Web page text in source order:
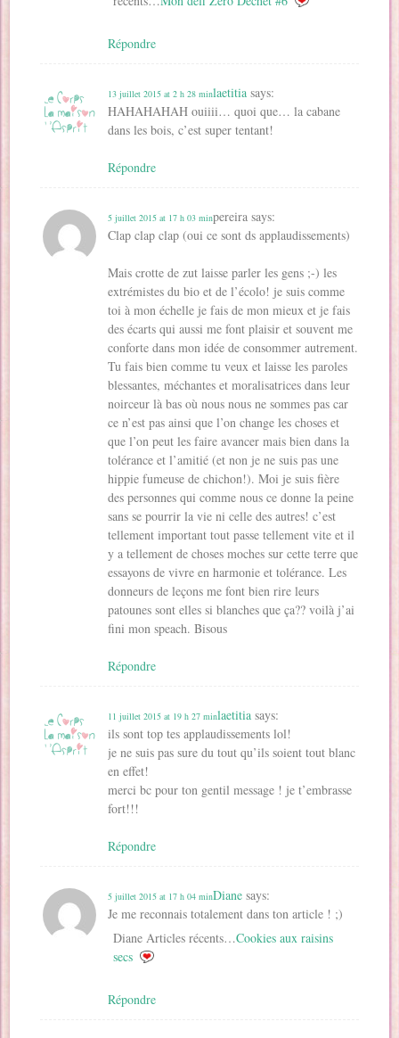
Répondre
laetitia says:
13 juillet 2015 at 2 h 28 min
HAHAHAHAH ouiiii… quoi que… la cabane
dans les bois, c’est super tentant!
Répondre
pereira says:
5 juillet 2015 at 17 h 03 min
Clap clap clap (oui ce sont ds applaudissements)
Mais crotte de zut laisse parler les gens ;-) les
extrémistes du bio et de l’écolo! je suis comme
toi à mon échelle je fais de mon mieux et je fais
des écarts qui aussi me font plaisir et souvent me
conforte dans mon idée de consommer autrement.
Tu fais bien comme tu veux et laisse les paroles
blessantes, méchantes et moralisatrices dans leur
noirceur là bas où nous nous ne sommes pas car
ce n’est pas ainsi que l’on change les choses et
que l’on peut les faire avancer mais bien dans la
tolérance et l’amitié (et non je ne suis pas une
hippie fumeuse de chichon!). Moi je suis fière
des personnes qui comme nous ce donne la peine
sans se pourrir la vie ni celle des autres! c’est
tellement important tout passe tellement vite et il
y a tellement de choses moches sur cette terre que
essayons de vivre en harmonie et tolérance. Les
donneurs de leçons me font bien rire leurs
patounes sont elles si blanches que ça?? voilà j’ai
fini mon speach. Bisous
Répondre
laetitia says:
11 juillet 2015 at 19 h 27 min
ils sont top tes applaudissements lol!
je ne suis pas sure du tout qu’ils soient tout blanc
en effet!
merci bc pour ton gentil message ! je t’embrasse
fort!!!
Répondre
Diane says:
5 juillet 2015 at 17 h 04 min
Je me reconnais totalement dans ton article ! ;)
Diane Articles récents…Cookies aux raisins
secs
Répondre